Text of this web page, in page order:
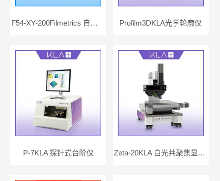
F54-XY-200Filmetrics 自动光学膜厚测量仪 Profilm3DKLA光学轮廓仪
P-7KLA 探针式台阶仪 Zeta-20KLA 白光共聚焦显微镜